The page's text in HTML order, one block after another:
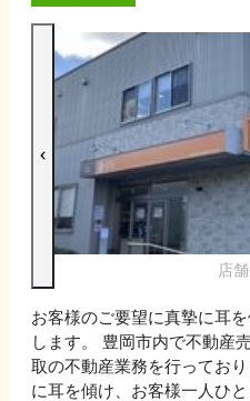
店
お客様のご要望に真摯に耳
します。 豊岡市内で不動産
取の不動産業務を行ってお
に耳を傾け、お客様一人ひ